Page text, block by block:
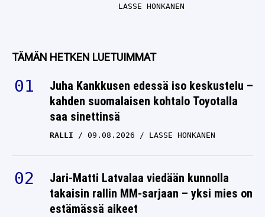
LASSE HONKANEN
TÄMÄN HETKEN LUETUIMMAT
Juha Kankkusen edessä iso keskustelu –
kahden suomalaisen kohtalo Toyotalla
saa sinettinsä
RALLI 09.08.2026 LASSE HONKANEN
Jari-Matti Latvalaa viedään kunnolla
takaisin rallin MM-sarjaan – yksi mies on
estämässä aikeet